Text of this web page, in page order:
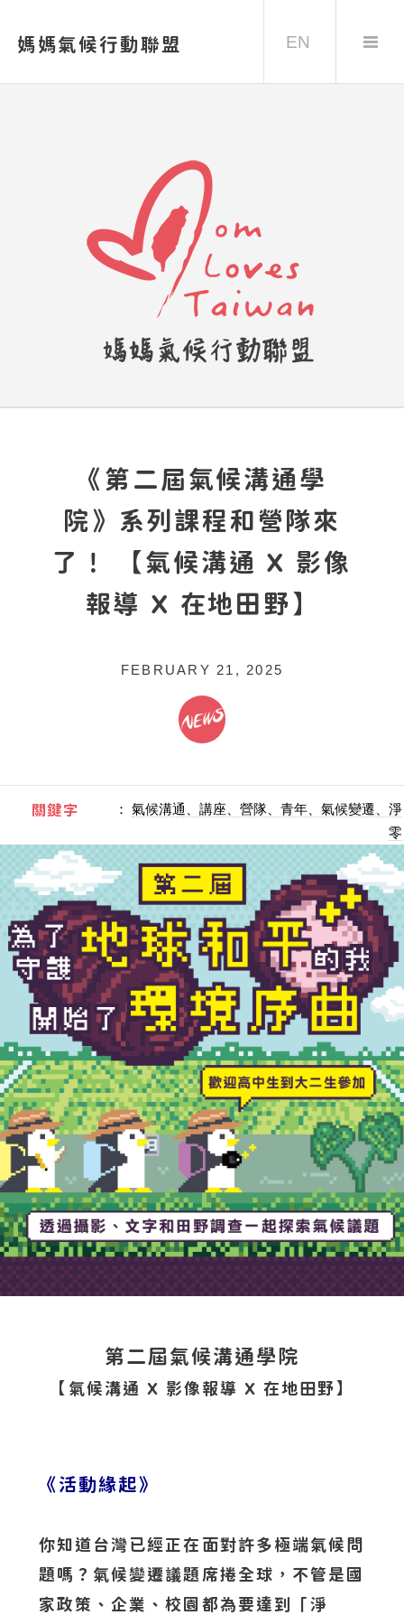
媽媽氣候行動聯盟 EN
《第二屆氣候溝通學
院》系列課程和營隊來
了！ 【氣候溝通 X 影像
報導 X 在地田野】
FEBRUARY 21, 2025
關鍵字 ： 氣候溝通、講座、營隊、青年、氣候變遷、淨
零
第二屆氣候溝通學院
【氣候溝通 X 影像報導 X 在地田野】
《活動緣起》
你知道台灣已經正在面對許多極端氣候問
題嗎？氣候變遷議題席捲全球，不管是國
家政策、企業、校園都為要達到「淨